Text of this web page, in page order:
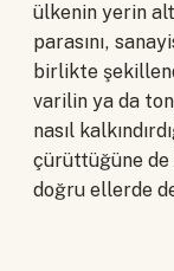
ülkenin yerin
parasını,
birlikte
varilin ya da
nasıl
çürüttüğüne
doğru ellerde